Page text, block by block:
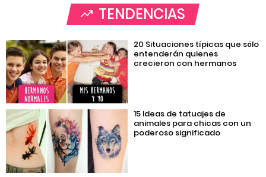
TENDENCIAS
20 Situaciones típicas que sólo
entenderán quienes
crecieron con hermanos
15 Ideas de tatuajes de
animales para chicas con un
poderoso significado